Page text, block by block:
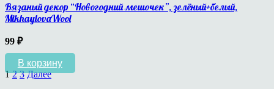
Вязаный декор “Новогодний мешочек”, зелёный+белый,
MikhaylovaWool
99 ₽
В корзину
1 2 3 Далее